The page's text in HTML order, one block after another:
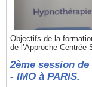
Objectifs de la
de l’Approche Centrée
2ème session
- IMO à PARIS.